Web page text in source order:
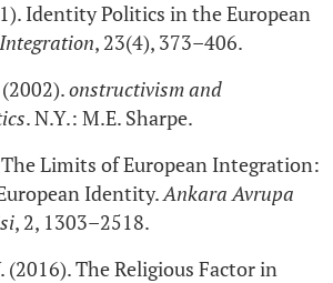
Identity Politics in the European
, 23(4), 373–406.
onstructivism and
. N.Y.: M.E. Sharpe.
The Limits of European Integration:
Identity.Ankara Avrupa
, 2, 1303–2518.
(2016). The Religious Factor in